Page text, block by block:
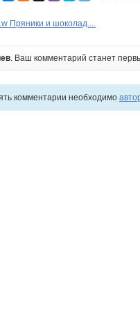
Пряники и шоколад....
. Ваш комментарий станет
комментарии необходимо